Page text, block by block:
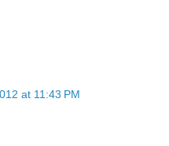
at 11:43 PM